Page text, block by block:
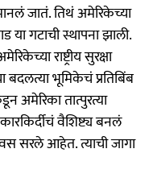
जातं. तिथं अमेरिकेच्या
या गटाची स्थापना झाली.
राष्ट्रीय सुरक्षा
भूमिकेचं प्रतिबिंब
अमेरिका तात्पुरत्या
वैशिष्ट्य बनलं
सरले आहेत. त्याची जागा